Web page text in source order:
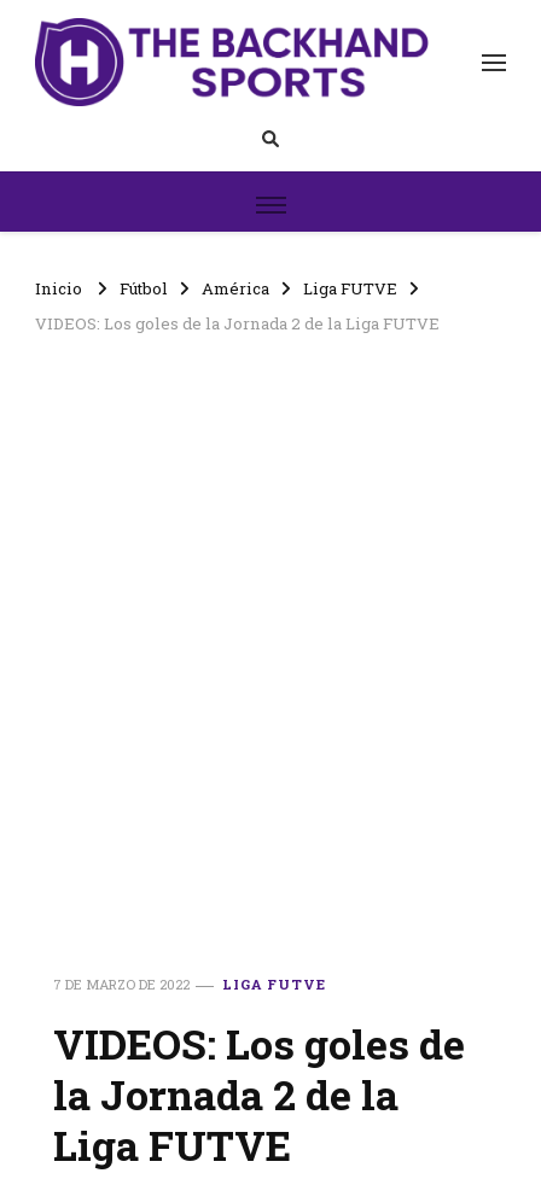
The Backhand Sports
Inicio Fútbol América
Liga FUTVE
VIDEOS: Los goles de la Jornada 2 de la Liga FUTVE
7 DE MARZO DE 2022 LIGA FUTVE
VIDEOS: Los goles de
la Jornada 2 de la
Liga FUTVE